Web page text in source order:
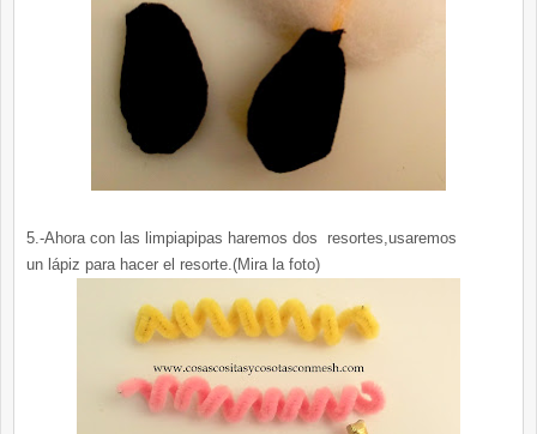
5.-Ahora con las limpiapipas haremos dos resortes,usaremos
un lápiz para hacer el resorte.(Mira la foto)